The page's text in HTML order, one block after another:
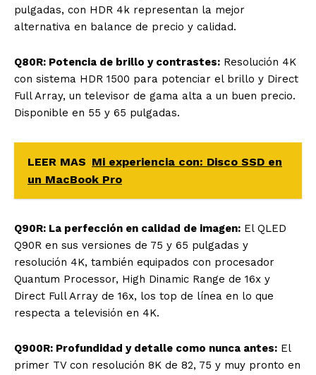
pulgadas, con HDR 4k representan la mejor
alternativa en balance de precio y calidad.
Q80R: Potencia de brillo y contrastes: Resolución 4K
con sistema HDR 1500 para potenciar el brillo y Direct
Full Array, un televisor de gama alta a un buen precio.
Disponible en 55 y 65 pulgadas.
LEER MAS Mi experiencia con: Disco SSD en
un MacBook Pro
Q90R: La perfección en calidad de imagen: El QLED
Q90R en sus versiones de 75 y 65 pulgadas y
resolución 4K, también equipados con procesador
Quantum Processor, High Dinamic Range de 16x y
Direct Full Array de 16x, los top de línea en lo que
respecta a televisión en 4K.
Q900R: Profundidad y detalle como nunca antes: El
primer TV con resolución 8K de 82, 75 y muy pronto en